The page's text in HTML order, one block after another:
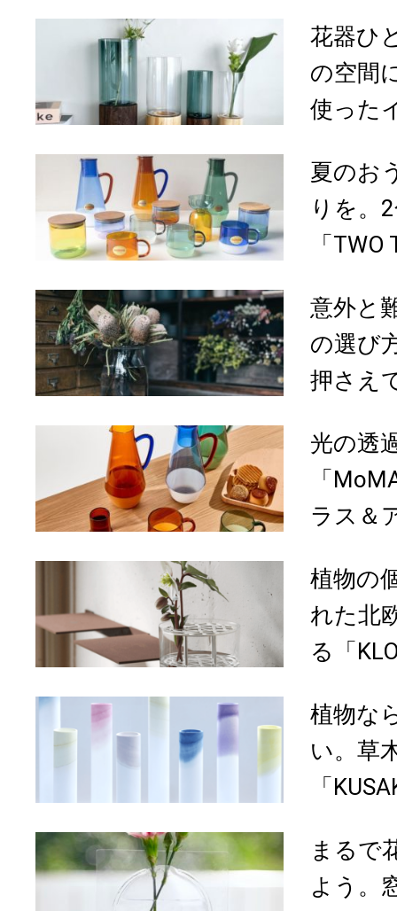
花器ひ
の空間
使った
夏のお
りを。
「TWO
意外と
の選び
押さえ
光の透
「
ラス＆
植物の
れた北
る「
植物な
い。草
「
まるで
よう。